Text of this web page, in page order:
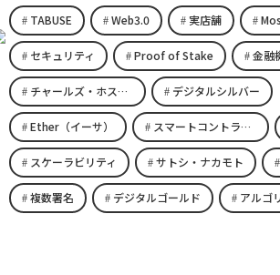
TABUSE Web3.0 実店舗
セキュリティ Proof of Stake 金融
チャールズ・ホスキンソン デジタルシルバー
Ether（イーサ） スマートコントラクト
スケーラビリティ サトシ・ナカモト
複数署名 デジタルゴールド アルゴ